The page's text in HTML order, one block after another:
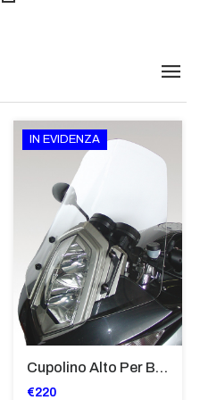
IN EVIDENZA
Cupolino Alto Per Bmw R 1200 St 2004 - 2007 TRASPARENTE - Sc950-T
€220